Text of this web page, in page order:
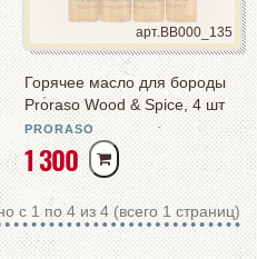
арт.BB000_135
Горячее масло для бороды
Proraso Wood & Spice, 4 шт
по 17 мл
PRORASO
1 300РУБ
с 1 по 4 из 4 (всего 1 страниц)